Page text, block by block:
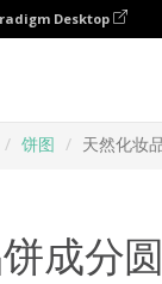
Desktop
饼图 天然化妆
成分